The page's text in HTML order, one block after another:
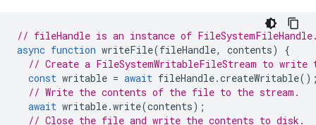
// fileHandle is an instance of
async function writeFile(fileHandle, contents)
{
// Create a FileSystemWritableFileStream to write
const writable = await fileHandle.createWritable
// Write the contents of the file to the stream.
await writable.write(contents);
// Close the file and write the contents to disk.